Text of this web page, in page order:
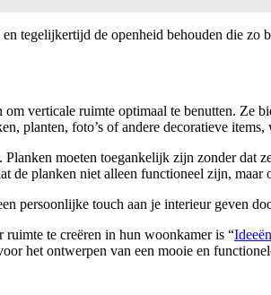
tegelijkertijd de openheid behouden die zo
verticale ruimte optimaal te benutten. Ze
planten, foto’s of andere decoratieve
moeten toegankelijk zijn zonder dat
de planken niet alleen functioneel zijn,
persoonlijke touch aan je interieur geven
ruimte te creëren in hun woonkamer is “
het ontwerpen van een mooie en